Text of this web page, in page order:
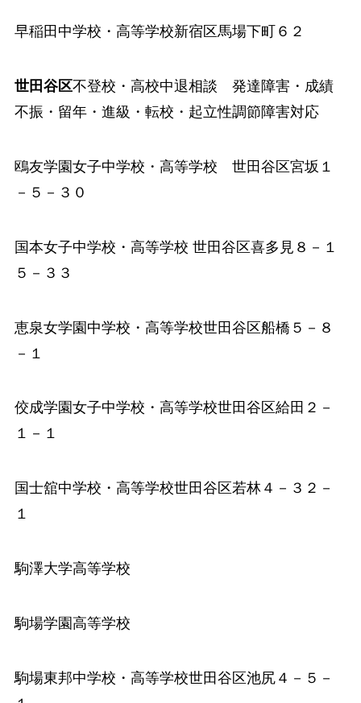
早稲田中学校 ・高等学校新宿区馬場下町６２
世田谷区不登校・高校中退相談 発達障害・成績
不振・留年・進級・転校・起立性調節障害対応
鴎友学園女子中学校 ・高等学校 世田谷区宮坂１
－５－３０
国本女子中学校 ・高等学校 世田谷区喜多見８－１
５－３３
恵泉女学園中学校 ・高等学校世田谷区船橋５－８
－１
佼成学園女子中学校 ・高等学校世田谷区給田２－
１－１
国士舘中学校 ・高等学校世田谷区若林４－３２－
１
駒澤大学高等学校
駒場学園高等学校
駒場東邦中学校 ・高等学校世田谷区池尻４－５－